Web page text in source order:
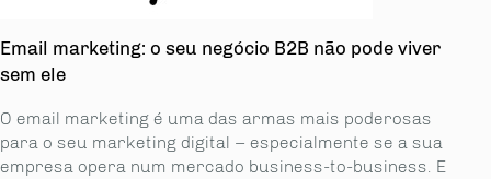
Email marketing: o seu negócio B2B não pode viver
sem ele
O email marketing é uma das armas mais poderosas
para o seu marketing digital – especialmente se a sua
empresa opera num mercado business-to-business. E